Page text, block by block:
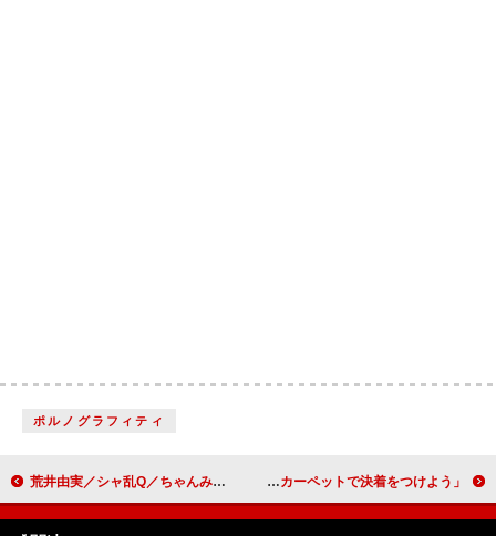
ポルノグラフィティ
荒井由実／シャ乱Q／ちゃんみな／ヨルシカら、新たに33曲がマイルストーン突破：ストリーミングまとめ ノエル・ギャラガー、【ブリット・アワード】受賞批判に反応「レッド・カーペットで決着をつけよう」